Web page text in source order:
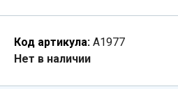
Код артикула: А1977
Нет в наличии